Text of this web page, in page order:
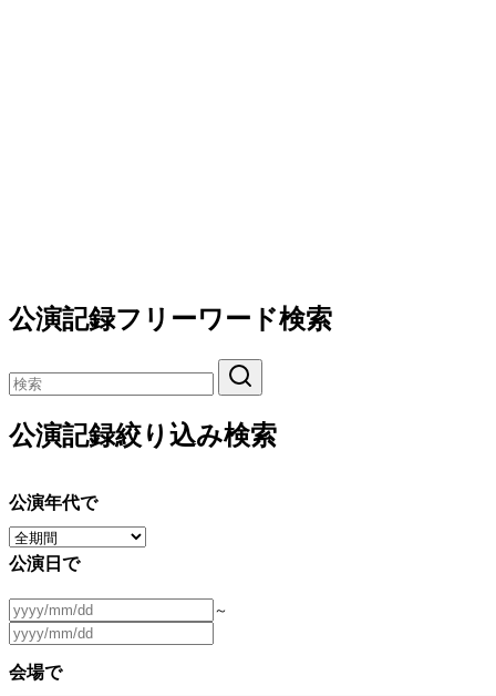
公演記録フリーワード検索
公演記録絞り込み検索
公演年代で
公演日で
～
会場で